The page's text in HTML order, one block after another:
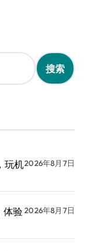
玩机2026年8月7日
体验2026年8月7日